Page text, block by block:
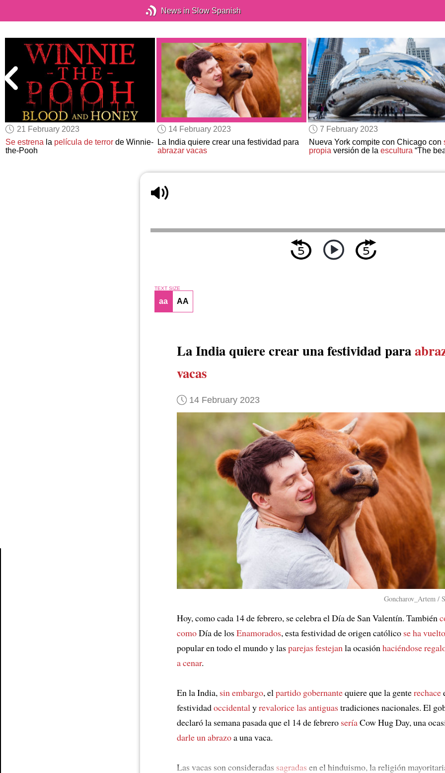
News in Slow Spanish
21 February 2023
Se estrena la película de terror de Winnie-
the-Pooh
14 February 2023
La India quiere crear una festividad para
abrazar vacas
7 February 2023
Nueva York compite con Chicago con
propiaversión de la escultura“The
TEXT SIZE
aa AA
La India quiere crear una festividad para
vacas
14 February 2023
Goncharov_Artem /
Hoy, como cada 14 de febrero, se celebra el Día de San Valentín. También
comoDía de losEnamorados, esta festividad de origen católico se ha vuelto
popular en todo el mundo y lasparejas festejanla ocasiónhaciéndose
a cenar.
En la India, sin embargo, elpartido gobernantequiere que la genterechace
festividadoccidentalyrevalorice las antiguastradiciones nacionales. El
declaró la semana pasada que el 14 de febrero seríaCow Hug Day, una
darle un abrazoa una vaca.
Las vacas son consideradas sagradas en el hinduismo, la religión